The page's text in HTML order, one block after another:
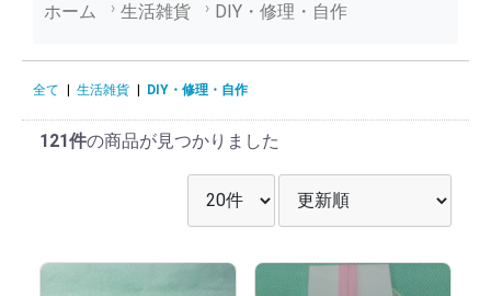
ホーム 生活雑貨 DIY・修理・自作
DIY・修理・自作の商品一覧
全て 生活雑貨 DIY・修理・自作
121件の商品が見つかりました
並び順を選択